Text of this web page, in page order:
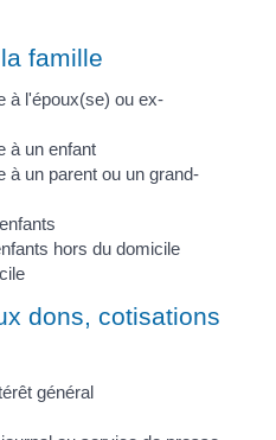
famille
à l'époux(se) ou ex-
à un enfant
à un parent ou un grand-
hors du domicile
dons, cotisations
général